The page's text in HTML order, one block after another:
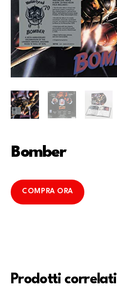
Bomber
COMPRA ORA
Prodotti correlati